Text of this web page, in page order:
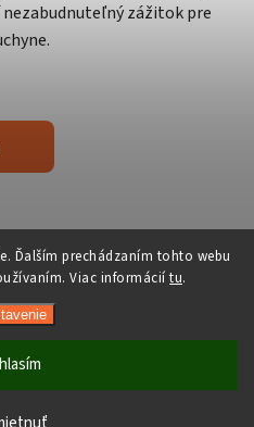
Ďalším prechádzaním tohto webu
Viac informácií tu.
doručenie do ParcelBoxov.
nemusia byť pri prevzatí v
zážitok pre
. Všetky práva vyhradené.
cookies
| Design